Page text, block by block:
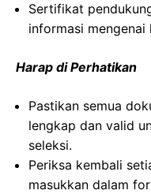
Sertifikat
informasi
Harap di Perhatikan
Pastikan semua
lengkap dan valid
seleksi.
Periksa kembali
masukkan dalam